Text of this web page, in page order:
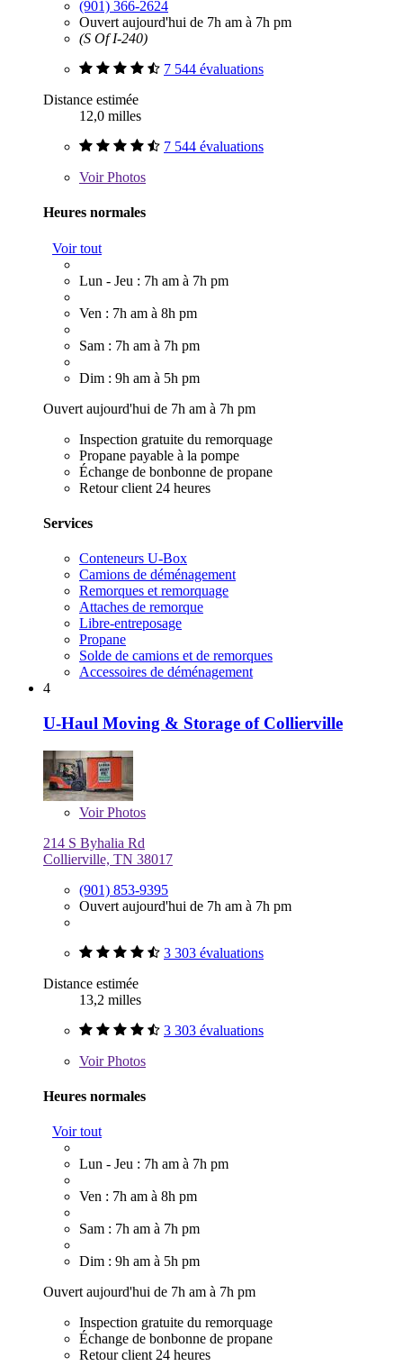
(901) 366-2624
Ouvert aujourd'hui de 7h am à 7h pm
(S Of I-240)
7 544 évaluations
Distance estimée
12,0 milles
7 544 évaluations
VoirPhotos
Heures normales
Voir tout
Lun - Jeu : 7h am à 7h pm
Ven : 7h am à 8h pm
Sam : 7h am à 7h pm
Dim : 9h am à 5h pm
Ouvert aujourd'hui de 7h am à 7h pm
Inspection gratuite du remorquage
Propane payable à la pompe
Échange de bonbonne de propane
Retour client 24 heures
Services
Conteneurs U-Box
Camions de déménagement
Remorques et remorquage
Attaches de remorque
Libre-entreposage
Propane
Solde de camions et de remorques
Accessoires de déménagement
4
U-Haul Moving & Storage of Collierville
VoirPhotos
214 S Byhalia Rd
Collierville, TN 38017
(901) 853-9395
Ouvert aujourd'hui de 7h am à 7h pm
3 303 évaluations
Distance estimée
13,2 milles
3 303 évaluations
VoirPhotos
Heures normales
Voir tout
Lun - Jeu : 7h am à 7h pm
Ven : 7h am à 8h pm
Sam : 7h am à 7h pm
Dim : 9h am à 5h pm
Ouvert aujourd'hui de 7h am à 7h pm
Inspection gratuite du remorquage
Échange de bonbonne de propane
Retour client 24 heures